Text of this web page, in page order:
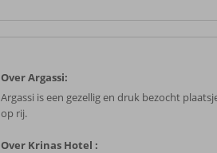
Over Argassi:
Argassi is een gezellig en druk bezocht
op rij.
Over Krinas Hotel :